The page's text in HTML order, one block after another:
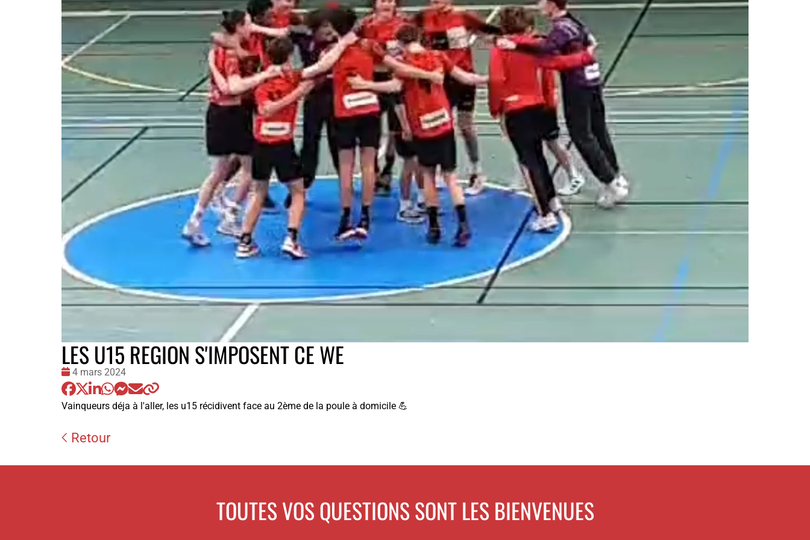
LES U15 REGION S'IMPOSENT CE WE
Date
:
4 mars 2024
Vainqueurs déja à l'aller, les u15 récidivent face au 2ème de la poule à domicile 💪
Retour
TOUTES VOS QUESTIONS SONT LES BIENVENUES